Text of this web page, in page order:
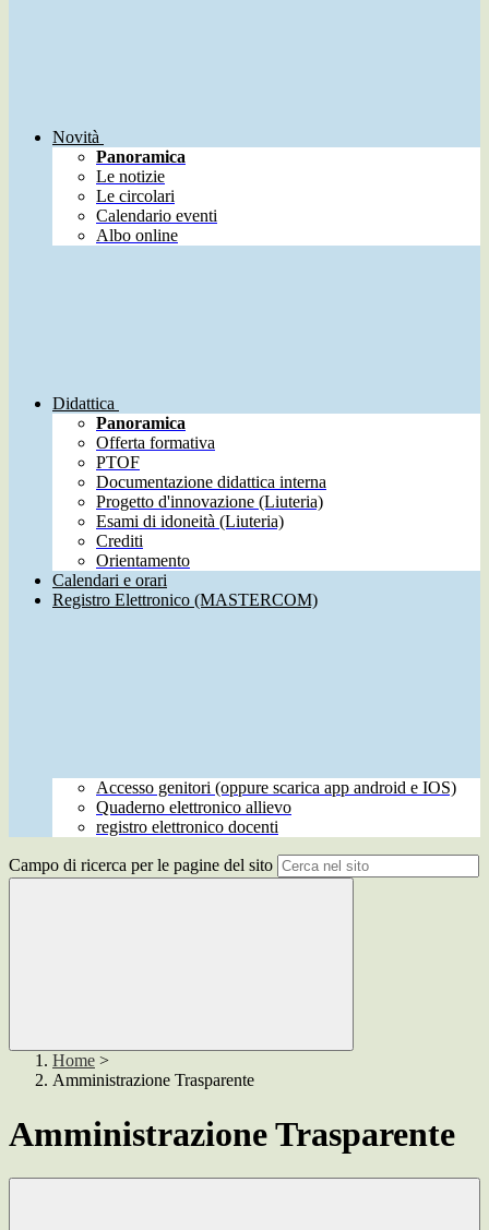
Novità
Panoramica
Le notizie
Le circolari
Calendario eventi
Albo online
Didattica
Panoramica
Offerta formativa
PTOF
Documentazione didattica interna
Progetto d'innovazione (Liuteria)
Esami di idoneità (Liuteria)
Crediti
Orientamento
Calendari e orari
Registro Elettronico (MASTERCOM)
Accesso genitori (oppure scarica app android e IOS)
Quaderno elettronico allievo
registro elettronico docenti
Campo di ricerca per le pagine del sito
Home >
Amministrazione Trasparente
Amministrazione Trasparente